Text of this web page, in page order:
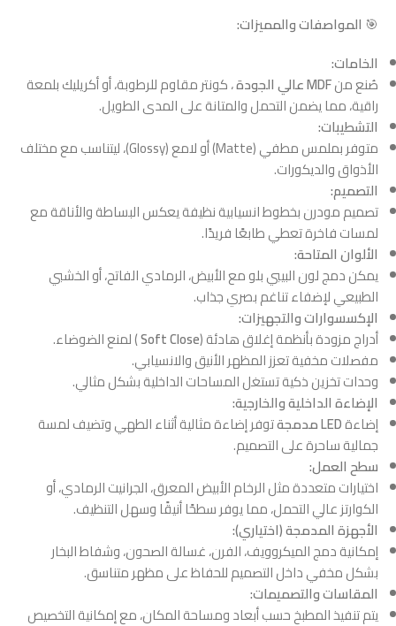
🎯 المواصفات والمميزات:
الخامات:
صُنع منMDF عالي الجودة
، كونتر مقاوم للرطوبة، أو أكريليك بلمعة
راقية، مما يضمن التحمل والمتانة على المدى الطويل.
التشطيبات:
متوفر بملمس مطفي (Matte) أو لامع (Glossy)، ليتناسب مع مختلف
الأذواق والديكورات.
التصميم:
تصميم مودرن بخطوط انسيابية نظيفة يعكس البساطة والأناقة مع
لمسات فاخرة تعطي طابعًا فريدًا.
الألوان المتاحة:
يمكن دمج لون البيبي بلو مع الأبيض، الرمادي الفاتح، أو الخشبي
الطبيعي لإضفاء تناغم بصري جذاب.
الإكسسوارات والتجهيزات:
أدراج مزودة بأنظمة إغلاق هادئة (Soft Close) لمنع الضوضاء.
مفصلات مخفية تعزز المظهر الأنيق والانسيابي.
وحدات تخزين ذكية تستغل المساحات الداخلية بشكل مثالي.
الإضاءة الداخلية والخارجية:
إضاءةLED مدمجة
توفر إضاءة مثالية أثناء الطهي وتضيف لمسة
جمالية ساحرة على التصميم.
سطح العمل:
اختيارات متعددة مثل الرخام الأبيض المعرق، الجرانيت الرمادي، أو
الكوارتز عالي التحمل، مما يوفر سطحًا أنيقًا وسهل التنظيف.
الأجهزة المدمجة (اختياري):
إمكانية دمج الميكروويف، الفرن، غسالة الصحون، وشفاط البخار
بشكل مخفي داخل التصميم للحفاظ على مظهر متناسق.
المقاسات والتصميمات:
يتم تنفيذ المطبخ حسب أبعاد ومساحة المكان، مع إمكانية التخصيص